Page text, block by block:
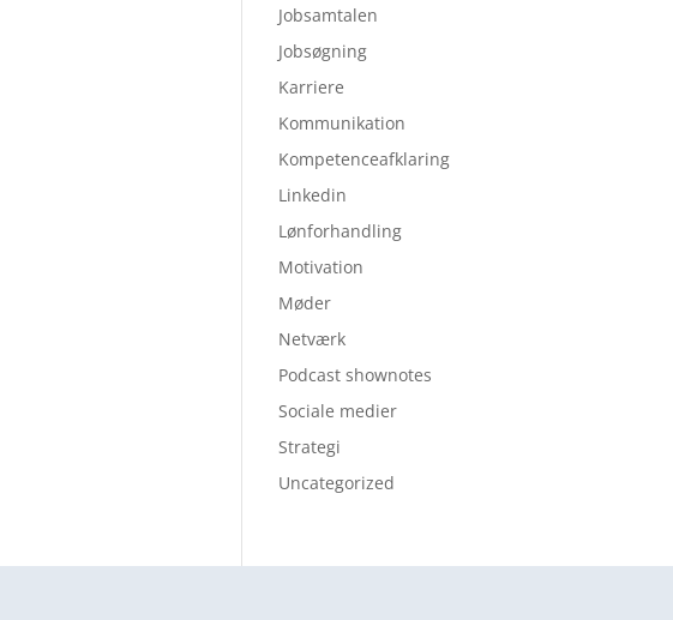
Jobsamtalen
Jobsøgning
Karriere
Kommunikation
Kompetenceafklaring
Linkedin
Lønforhandling
Motivation
Møder
Netværk
Podcast shownotes
Sociale medier
Strategi
Uncategorized